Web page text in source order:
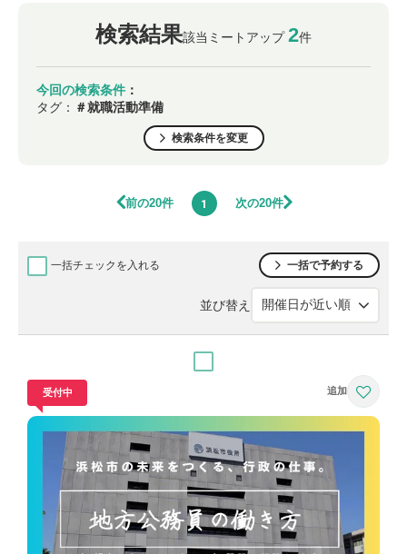
検索結果該当ミートアップ2件
今回の検索条件 ：
タグ： ＃就職活動準備
検索条件を変更
前の20件 1 次の20件
一括チェックを入れる 一括で予約する
並び替え
受付中